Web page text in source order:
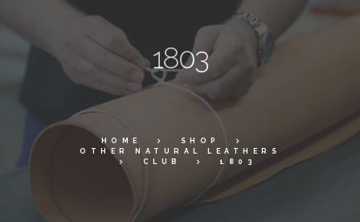
1803
HOME
SHOP
OTHER NATURAL LEATHERS
CLUB
1803